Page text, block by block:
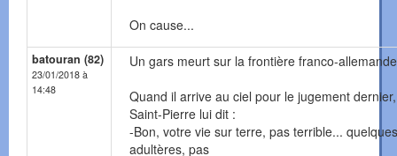
On cause...
batouran (82)
23/01/2018 à
14:48
Un gars meurt sur la frontière franco-
Quand il arrive au ciel pour le jugement dernier,
Saint-Pierre lui dit :
-Bon, votre vie sur terre, pas terrible... quelques
adultères, pas